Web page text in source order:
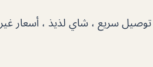
توصيل سريع ، شاي لذيذ ، أسعار